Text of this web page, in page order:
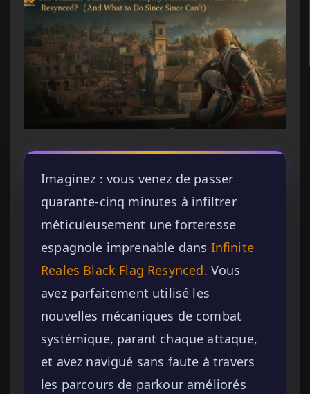
Imaginez : vous venez de passer
quarante-cinq minutes à infiltrer
méticuleusement une forteresse
espagnole imprenable dans Infinite
Reales Black Flag Resynced. Vous
avez parfaitement utilisé les
nouvelles mécaniques de combat
systémique, parant chaque attaque,
et avez navigué sans faute à travers
les parcours de parkour améliorés